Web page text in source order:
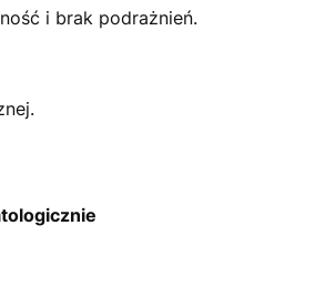
i brak podrażnień.